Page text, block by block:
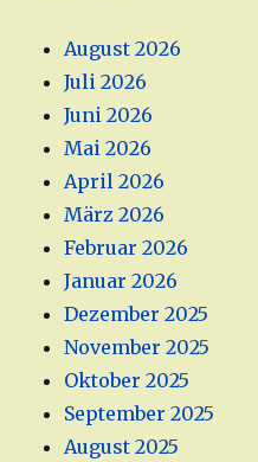
August 2026
Juli 2026
Juni 2026
Mai 2026
April 2026
März 2026
Februar 2026
Januar 2026
Dezember 2025
November 2025
Oktober 2025
September 2025
August 2025